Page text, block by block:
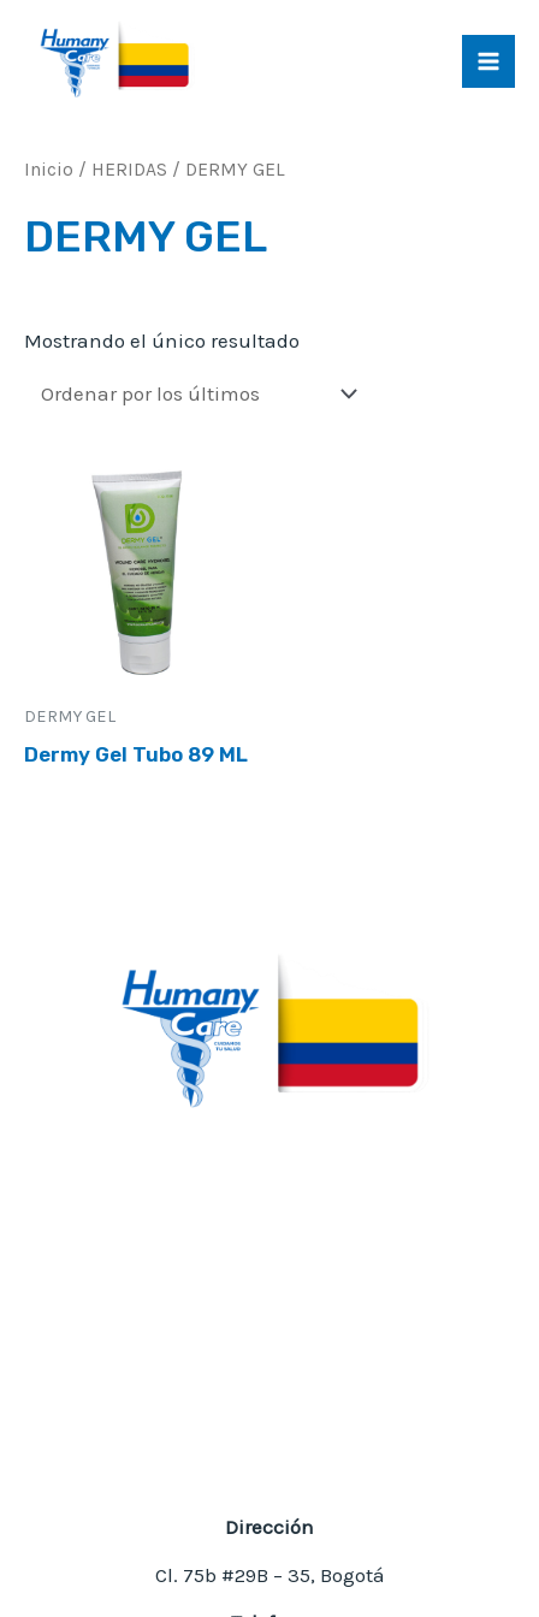
contenido
Inicio / HERIDAS / DERMY GEL
DERMY GEL
Mostrando el único resultado
DERMY GEL
Dermy Gel Tubo 89 ML
Dirección
Cl. 75b #29B – 35, Bogotá